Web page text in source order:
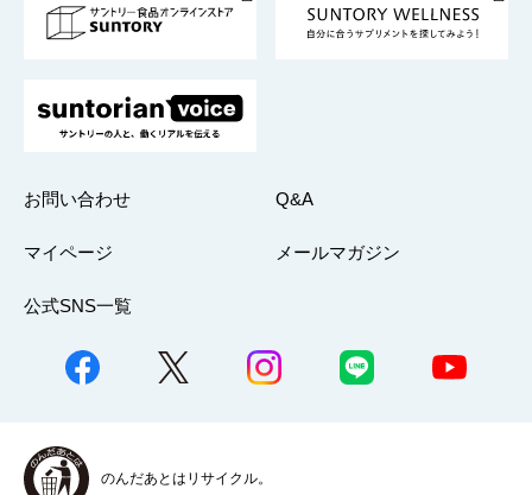
採用情報
お問い合わせ Q&A
マイページ メールマガジン
公式SNS一覧
のんだあとはリサイクル。